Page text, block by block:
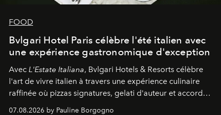
FOOD
Bvlgari Hotel Paris célèbre l'été italien avec
une expérience gastronomique d'exception
Avec L'Estate Italiana, Bvlgari Hotels & Resorts célèbre
l'art de vivre italien à travers une expérience culinaire
raffinée où pizzas signatures, gelati d'auteur et accords
d'exception composent un véritable voyage sensoriel.
07.08.2026 by Pauline Borgogno